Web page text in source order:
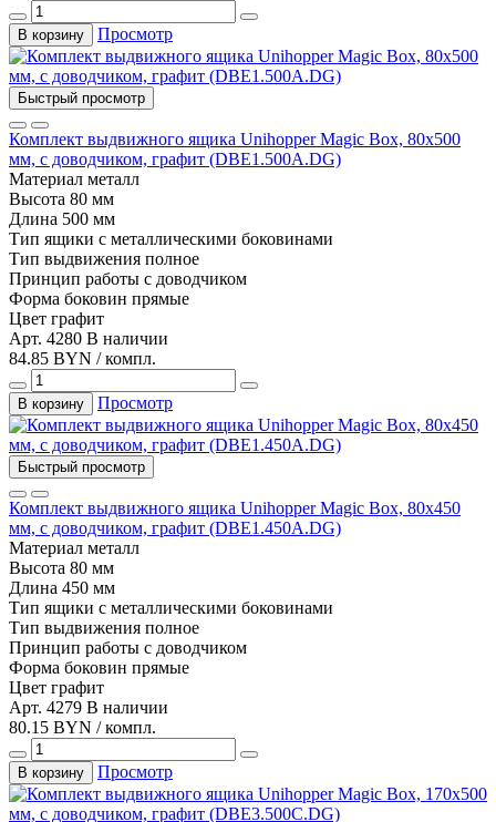
В корзину Просмотр
Быстрый просмотр
Комплект выдвижного ящика Unihopper Magic Box, 80x500
мм, с доводчиком, графит (DBE1.500A.DG)
Материал металл
Высота 80 мм
Длина 500 мм
Тип ящики с металлическими боковинами
Тип выдвижения полное
Принцип работы с доводчиком
Форма боковин прямые
Цвет графит
Арт. 4280 В наличии
84.85 BYN / компл.
В корзину Просмотр
Быстрый просмотр
Комплект выдвижного ящика Unihopper Magic Box, 80x450
мм, с доводчиком, графит (DBE1.450A.DG)
Материал металл
Высота 80 мм
Длина 450 мм
Тип ящики с металлическими боковинами
Тип выдвижения полное
Принцип работы с доводчиком
Форма боковин прямые
Цвет графит
Арт. 4279 В наличии
80.15 BYN / компл.
В корзину Просмотр